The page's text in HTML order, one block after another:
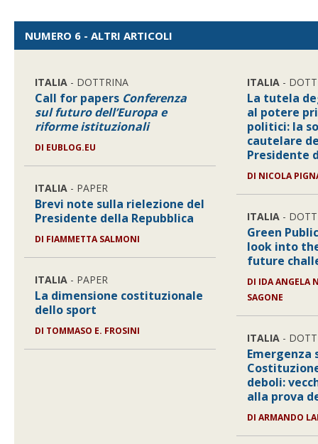
NUMERO 6 - ALTRI ARTICOLI
ITALIA - DOTTRINA
Call for papers Conferenza
sul futuro dell’Europa e
riforme istituzionali
DI EUBLOG.EU
ITALIA - PAPER
Brevi note sulla rielezione del
Presidente della Repubblica
DI FIAMMETTA SALMONI
ITALIA - PAPER
La dimensione costituzionale
dello sport
DI TOMMASO E. FROSINI
ITALIA -
La tutela
al potere
politici: la
cautelare
Presidente
DI NICOLA
ITALIA -
Green
look into
future
DI IDA ANGELA
SAGONE
ITALIA -
Emergenza
deboli:
alla prova
DIARMANDO